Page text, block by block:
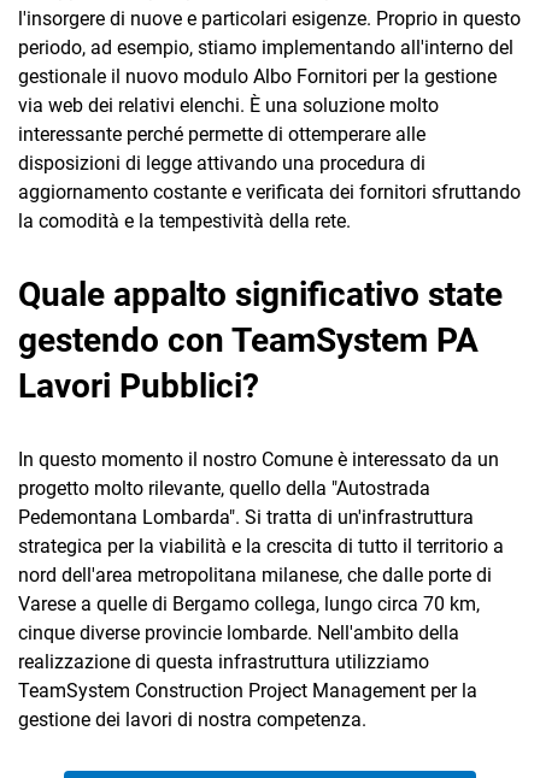
l'insorgere di nuove e particolari esigenze. Proprio in questo
periodo, ad esempio, stiamo implementando all'interno del
gestionale il nuovo modulo Albo Fornitori per la gestione
via web dei relativi elenchi. È una soluzione molto
interessante perché permette di ottemperare alle
disposizioni di legge attivando una procedura di
aggiornamento costante e verificata dei fornitori sfruttando
la comodità e la tempestività della rete.
Quale appalto significativo state
gestendo con TeamSystem PA
Lavori Pubblici?
In questo momento il nostro Comune è interessato da un
progetto molto rilevante, quello della "Autostrada
Pedemontana Lombarda". Si tratta di un'infrastruttura
strategica per la viabilità e la crescita di tutto il territorio a
nord dell'area metropolitana milanese, che dalle porte di
Varese a quelle di Bergamo collega, lungo circa 70 km,
cinque diverse provincie lombarde. Nell'ambito della
realizzazione di questa infrastruttura utilizziamo
TeamSystem Construction Project Management per la
gestione dei lavori di nostra competenza.